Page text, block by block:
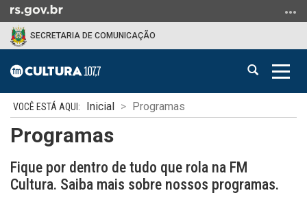
para
menu
busca
SECRETARIA DE COMUNICAÇÃO
Abrir
Início
do
conteúdo
Inicial Programas
Programas
Fique por dentro de tudo que rola na FM
Cultura. Saiba mais sobre nossos programas.